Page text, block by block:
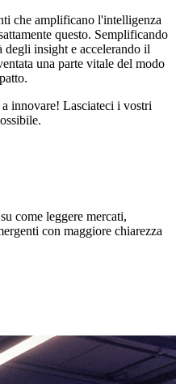
che amplificano l'intelligenza
questo. Semplificando
insight e accelerando il
una parte vitale del modo
innovare! Lasciateci i vostri
come leggere mercati,
con maggiore chiarezza